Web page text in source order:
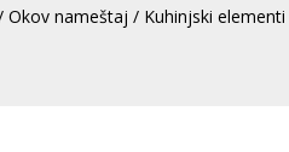
Okov nameštaj / Kuhinjski elementi